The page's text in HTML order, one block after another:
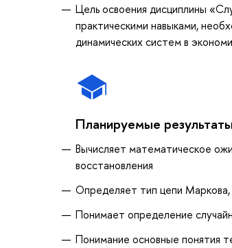
Цель освоения дисциплины
практическими навыками,
динамических систем в
Планируемые
Вычисляет математическое
восстановления
Определяет тип цепи
Понимает определение
Понимание основные понятия